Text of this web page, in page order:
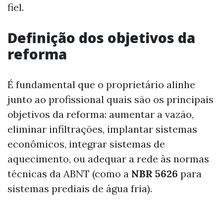
fiel.
Definição dos objetivos da
reforma
É fundamental que o proprietário alinhe
junto ao profissional quais são os principais
objetivos da reforma: aumentar a vazão,
eliminar infiltrações, implantar sistemas
econômicos, integrar sistemas de
aquecimento, ou adequar a rede às normas
técnicas da ABNT (como a NBR 5626 para
sistemas prediais de água fria).